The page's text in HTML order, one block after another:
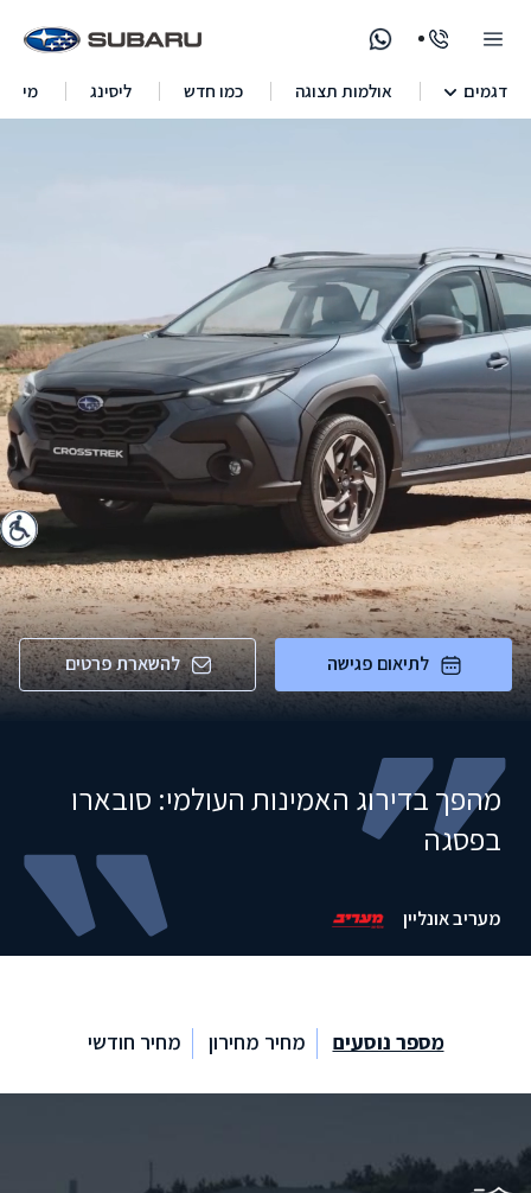
דגמים אולמות תצוגה כמו חדש ליסינג מימון
לתיאום פגישה להשארת פרטים
מהפך בדירוג האמינות העולמי: סובארו
בפסגה
מעריב אונליין
מספר נוסעים מחיר מחירון מחיר חודשי